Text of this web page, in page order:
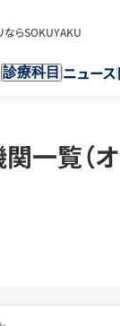
ならSOKUYAKU
診療科目 ニュース
一覧（